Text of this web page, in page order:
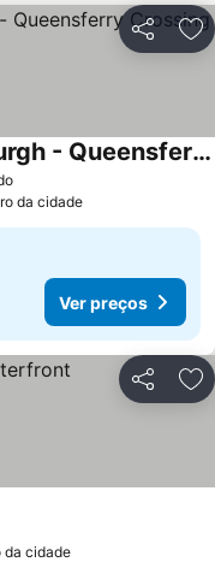
Partilhar
Ver preços
DoubleTree by Hilton Edinburgh - Queensferry Crossing
da cidade
Ver preços
Partilhar
da cidade